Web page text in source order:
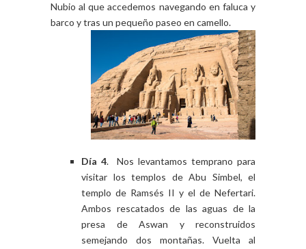
Nubio al que accedemos navegando en faluca y
barco y tras un pequeño paseo en camello.
Día 4. Nos levantamos temprano para
visitar los templos de Abu Simbel, el
templo de Ramsés II y el de Nefertari.
Ambos rescatados de las aguas de la
presa de Aswan y reconstruidos
semejando dos montañas. Vuelta al